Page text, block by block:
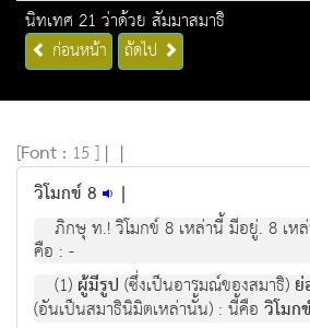
นิทเทศ 21 ว่าด้วย สัมมาสมาธิ
ก่อนหน้า ถัดไป
[Font : 15 ] | |
วิโมกข์ 8 |
ภิกษุ ท.! วิโมกข์ 8 เหล่านี้ มีอยู่. 8 เห
คือ : -
(1) ผู้มีรูป (ซึ่งเป็นอารมณ์ของสมาธิ)
(อันเป็นสมาธินิมิตเหล่านั้น) : นี้คือ วิโมก